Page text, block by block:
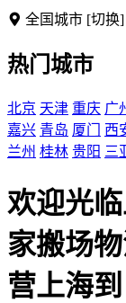
全国城市 [切换]
热门城市
北京 天津 重庆 广
嘉兴 青岛 厦门 西
兰州 桂林 贵阳 三
欢迎光
家搬场
营上海